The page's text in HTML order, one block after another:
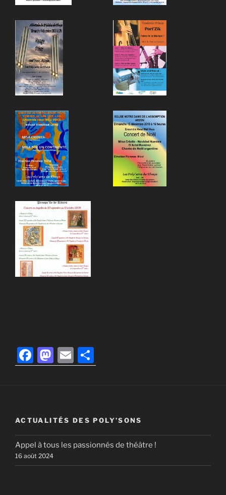
F
a
b
o
o
k
M
a
d
o
n
E
m ar
er
ACTUALITÉS DES POLY’SONS
Appel à tous les passionnés de théâtre !
16 août 2024